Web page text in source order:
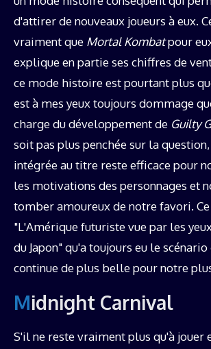
d'attirer de nouveaux joueurs à eux.
vraiment que Mortal Kombatpour
explique en partie ses chiffres de
ce mode histoire est pourtant plus
est à mes yeux toujours dommage
charge du développement de Guilty
soit pas plus penchée sur la
intégrée au titre reste efficace pour
les motivations des personnages et
tomber amoureux de notre favori.
"L'Amérique futuriste vue par les
du Japon" qu'a toujours eu le scénario
continue de plus belle pour notre
Midnight Carnival
S'il ne reste vraiment plus qu'à jouer